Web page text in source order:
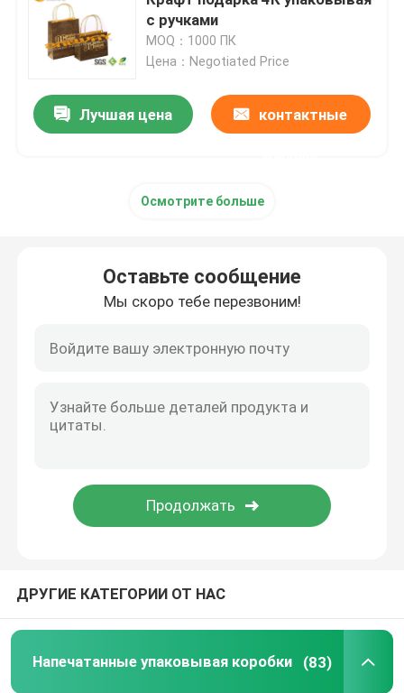
Коробки вина упаковывая
изготовленные на заказ упаковывая коробки
изготовленные на заказ напечатанные
Бумажные упаковывая сумки
Картон хлопает вверх выставочные витрины
с ручками
MOQ：1000 ПК
Цена：Negotiated Price
Лучшая цена контактные
Осмотрите больше
Оставьте сообщение
Мы скоро тебе перезвоним!
ДРУГИЕ КАТЕГОРИИ ОТ НАС
Напечатанные упаковывая коробки (83)